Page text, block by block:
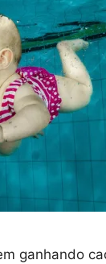
ganhando